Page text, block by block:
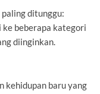
ditunggu:
ke beberapa kategori
diinginkan.
kehidupan baru yang